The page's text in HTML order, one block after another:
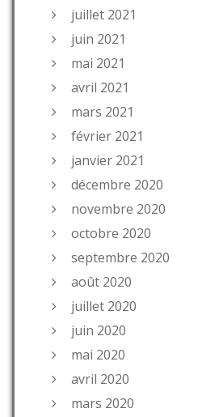
juillet 2021
juin 2021
mai 2021
avril 2021
mars 2021
février 2021
janvier 2021
décembre 2020
novembre 2020
octobre 2020
septembre 2020
août 2020
juillet 2020
juin 2020
mai 2020
avril 2020
mars 2020